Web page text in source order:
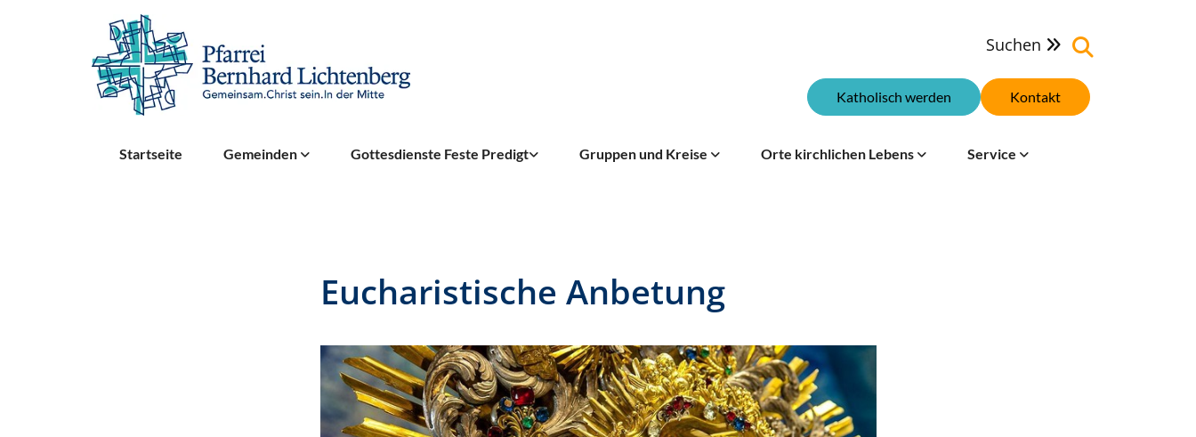
Suchen 
Kontakt
Katholisch werden
Startseite Gemeinden Gottesdienste Feste Predigt Gruppen und Kreise Orte kirchlichen Lebens Service
Eucharistische Anbetung